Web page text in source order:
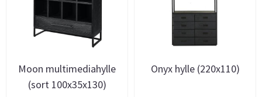
Moon multimediahylle
(sort 100x35x130)
Onyx hylle (220x110)